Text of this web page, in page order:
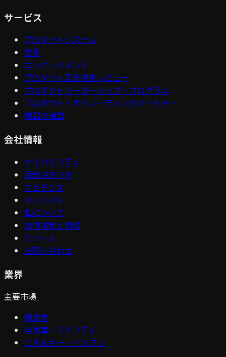
サービス
プロダクトシステム
業界
エンゲージメント
プロダクト意思決定レビュー
プロダクトリーダーシップ・プログラム
プロダクト・オペレーティングパートナー
製品の相談
会社情報
ケイパビリティ
意思決定ラボ
エビデンス
インサイト
私について
提供体制と信頼
リソース
お問い合わせ
業界
主要市場
製造業
自動車・モビリティ
エネルギー・インフラ